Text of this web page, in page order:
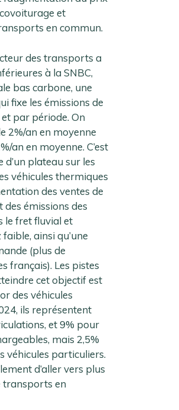
et
en commun.
des transports a
à la SNBC,
bas carbone, une
fixe les émissions de
par période. On
2%/an en moyenne
an en moyenne. C’est
d’un plateau sur les
véhicules thermiques
des ventes de
émissions des
le fret fluvial et
ainsi qu’une
(plus de
français). Les pistes
cet objectif est
des véhicules
ils représentent
et 9% pour
mais 2,5%
véhicules particuliers.
d’aller vers plus
transports en